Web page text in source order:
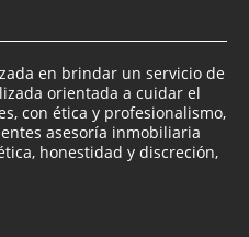
en brindar un servicio de
orientada a cuidar el
con ética y profesionalismo,
asesoría inmobiliaria
honestidad y discreción,